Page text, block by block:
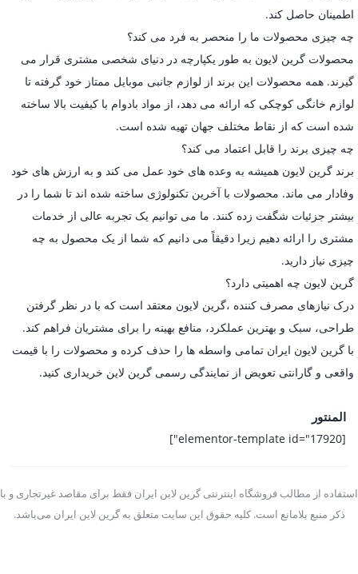
اطمینان حاصل کند.
چه چیزی محصولات ما را منحصر به فرد می کند؟
محصولات گرین لایون به طور یکپارچه در دنیای شخصی مشتری قرار می
گیرند. همه محصولات این برند از لوازم جانبی موبایل ممتاز خود گرفته تا
لوازم خانگی کوچکی که ارائه می دهد، از مواد بادوام با کیفیت بالا ساخته
شده است که از نقاط مختلف جهان تهیه شده است.
چه چیزی برند را قابل اعتماد می کند؟
برند گرین لایون همیشه به وعده های خود عمل می کند و به ارزش های خود
وفادار می ماند. محصولات با آخرین تکنولوژی ساخته شده اند تا شما را در
بیشتر جزئیات شگفت زده کنند. ما می توانیم یک تجربه عالی از خدمات
مشتری را ارائه دهیم زیرا دقیقاً می دانیم که شما از یک محصول به چه
چیزی نیاز دارید.
گرین لایون چه اهمیتی دارد؟
درک نیازهای مصرف کننده ،گرین لایون معتقد است که با در نظر گرفتن
طراحی، سبک و بهترین عملکرد، منافع بهینه را برای مشتریان فراهم کند.
با گرین لایون ایران تمامی واسطه ها را حذف کرده و محصولات را با قیمت
واقعی و گارانتی تعویض از نمایندگی رسمی گرین لاین خریداری کنید.
المنتور
[elementor-template id="17920"]
استفاده از مطالب فروشگاه اینترنتی گرین لاین ایران فقط برای مقاصد غیرتجاری و با
ذکر منبع بلامانع است. کلیه حقوق این سایت متعلق به گرین لاین ایران می‌باشد.